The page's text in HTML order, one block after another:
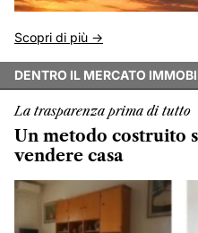
Scopri di più ->
DENTRO IL MERCATO
La trasparenza prima di tutto
Un metodo costruito
vendere casa